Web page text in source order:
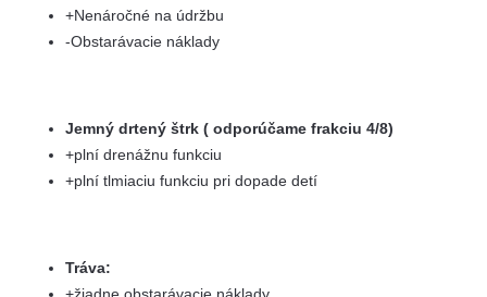
+Nenáročné na údržbu
-Obstarávacie náklady
Jemný drtený štrk ( odporúčame frakciu 4/8)
+plní drenážnu funkciu
+plní tlmiaciu funkciu pri dopade detí
Tráva: